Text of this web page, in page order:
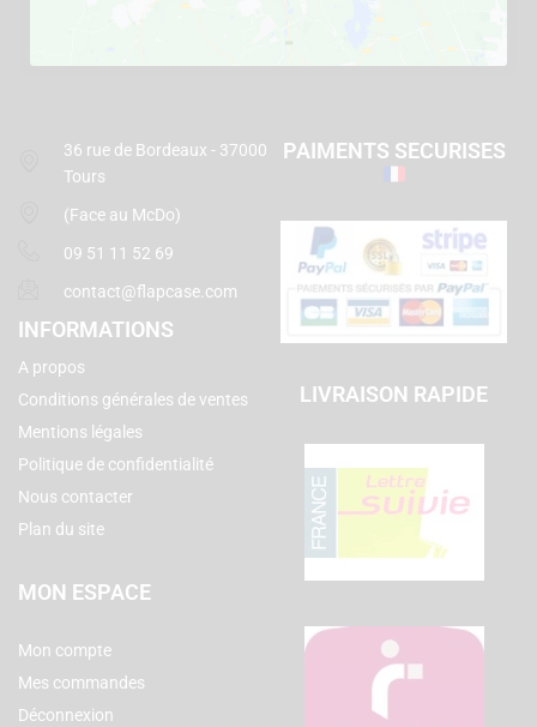
36 rue de Bordeaux - 37000
Tours
(Face au McDo)
09 51 11 52 69
contact@flapcase.com
INFORMATIONS
A propos
Conditions générales de ventes
Mentions légales
Politique de confidentialité
Nous contacter
Plan du site
MON ESPACE
Mon compte
Mes commandes
Déconnexion
PAIMENTS SECURISES
LIVRAISON RAPIDE